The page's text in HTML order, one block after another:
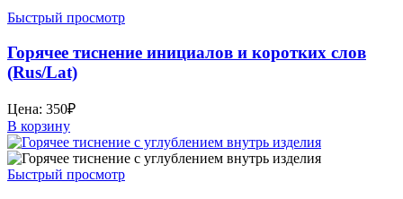
Быстрый просмотр
Горячее тиснение инициалов и коротких слов
(Rus/Lat)
Цена: 350₽
В корзину
Быстрый просмотр